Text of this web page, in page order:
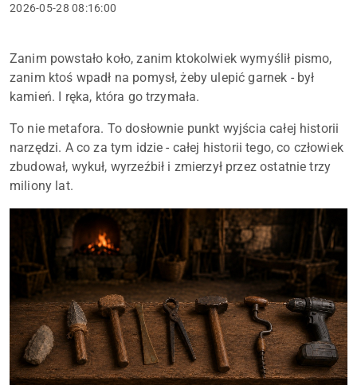
2026-05-28 08:16:00
Zanim powstało koło, zanim ktokolwiek wymyślił pismo,
zanim ktoś wpadł na pomysł, żeby ulepić garnek - był
kamień. I ręka, która go trzymała.
To nie metafora. To dosłownie punkt wyjścia całej historii
narzędzi. A co za tym idzie - całej historii tego, co człowiek
zbudował, wykuł, wyrzeźbił i zmierzył przez ostatnie trzy
miliony lat.